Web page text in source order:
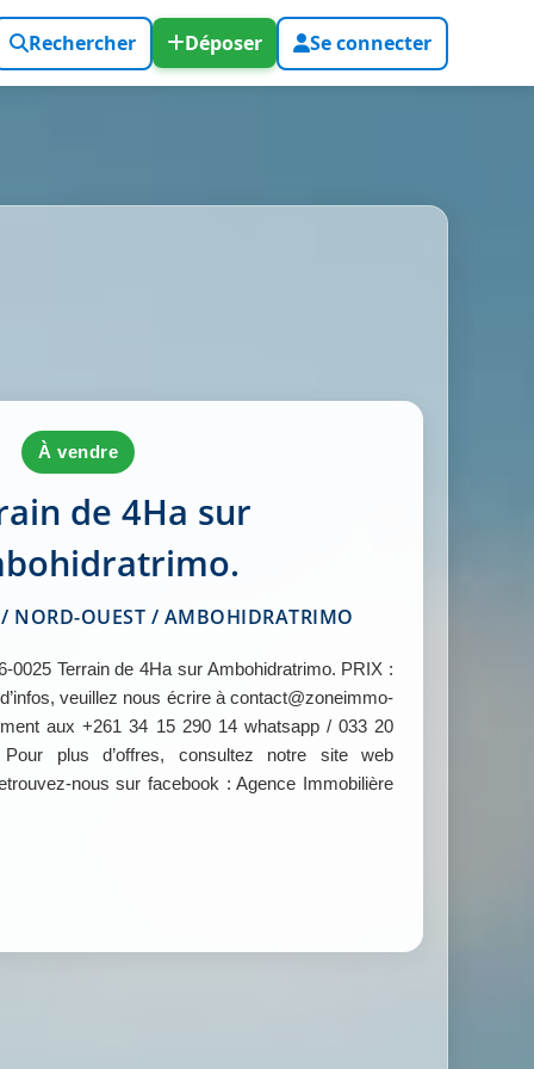
Rechercher Déposer Se connecter
à vendre
de 4Ha sur
OUEST / AMBOHIDRATRIMO
Terrain de 4Ha sur Ambohidratrimo. PRIX :
veuillez nous écrire à contact@zoneimmo-
aux +261 34 15 290 14 whatsapp / 033 20
plus d’offres, consultez notre site web
nous sur facebook : Agence Immobilière